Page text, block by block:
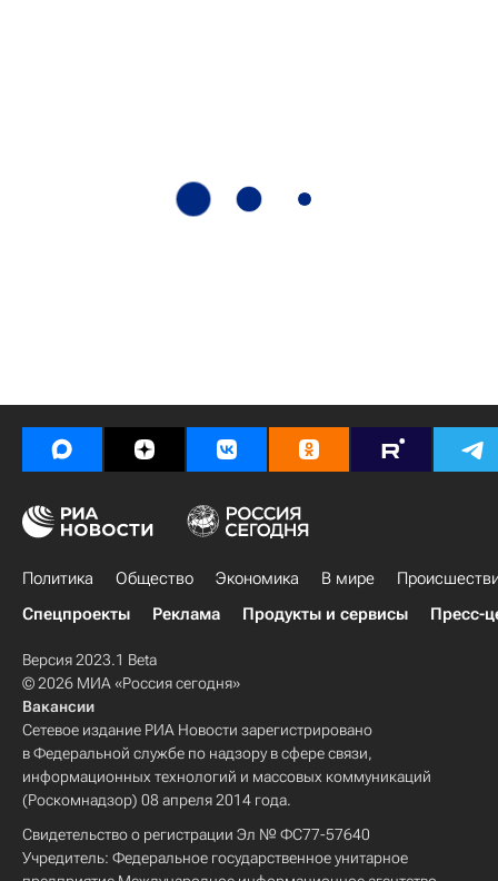
Политика Общество Экономика В мире
Спецпроекты
Реклама Продукты и сервисы Пресс-
Версия 2023.1 Beta
© 2026 МИА «Россия сегодня»
Вакансии
Сетевое издание РИА Новости зарегистрировано
в Федеральной службе по надзору в сфере связи,
информационных технологий и массовых коммуникаций
(Роскомнадзор) 08 апреля 2014 года.
Свидетельство о регистрации Эл № ФС77-57640
Учредитель: Федеральное государственное унитарное